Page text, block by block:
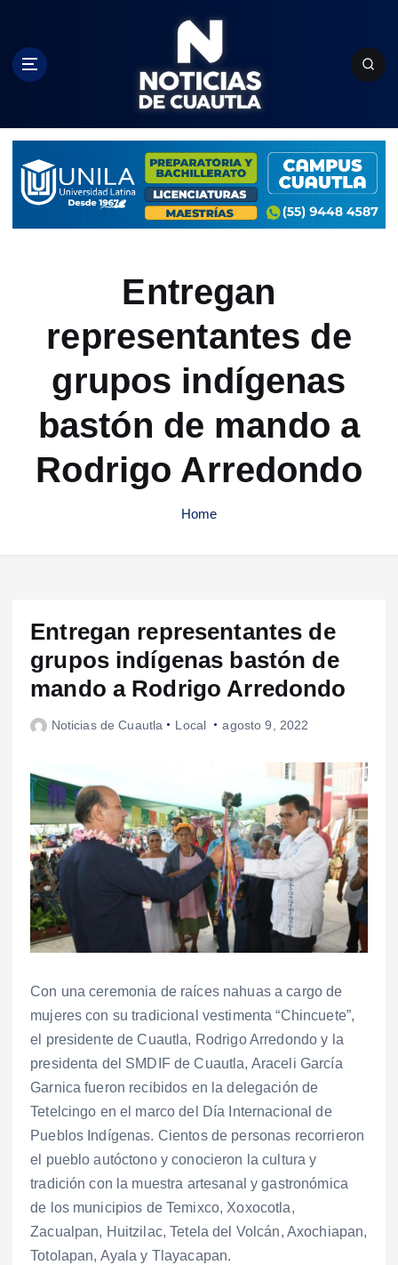
c
Entregan
representantes de
grupos indígenas
bastón de mando a
Rodrigo Arredondo
Home
Entregan representantes de
grupos indígenas bastón de
mando a Rodrigo Arredondo
Noticias de Cuautla Local agosto 9, 2022
Con una ceremonia de raíces nahuas a cargo de
mujeres con su tradicional vestimenta “Chincuete”,
el presidente de Cuautla, Rodrigo Arredondo y la
presidenta del SMDIF de Cuautla, Araceli García
Garnica fueron recibidos en la delegación de
Tetelcingo en el marco del Día Internacional de
Pueblos Indígenas. Cientos de personas recorrieron
el pueblo autóctono y conocieron la cultura y
tradición con la muestra artesanal y gastronómica
de los municipios de Temixco, Xoxocotla,
Zacualpan, Huitzilac, Tetela del Volcán, Axochiapan,
Totolapan, Ayala y Tlayacapan.